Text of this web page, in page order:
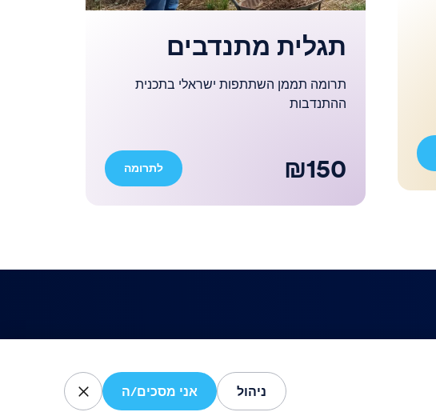
תגלית מתנדבים
תרומה תממן השתתפות ישראלי בתכנית
ההתנדבות
₪150 לתרומה
כל הזכויות שמורות לתגלית 2026 ©
ניהול אני מסכים/ה